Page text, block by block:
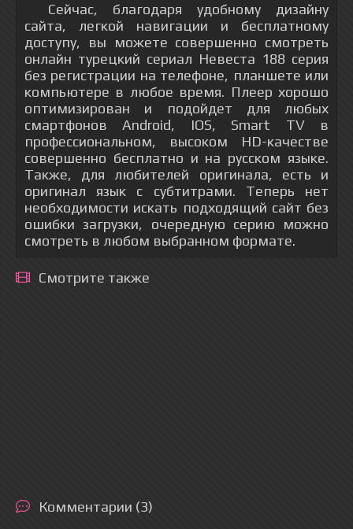
Сейчас, благодаря удобному дизайну
сайта, легкой навигации и бесплатному
доступу, вы можете совершенно смотреть
онлайн турецкий сериал Невеста 188 серия
без регистрации на телефоне, планшете или
компьютере в любое время. Плеер хорошо
оптимизирован и подойдет для любых
смартфонов Android, IOS, Smart TV в
профессиональном, высоком HD-качестве
совершенно бесплатно и на русском языке.
Также, для любителей оригинала, есть и
оригинал язык с субтитрами. Теперь нет
необходимости искать подходящий сайт без
ошибки загрузки, очередную серию можно
смотреть в любом выбранном формате.
Смотрите также
Комментарии (3)